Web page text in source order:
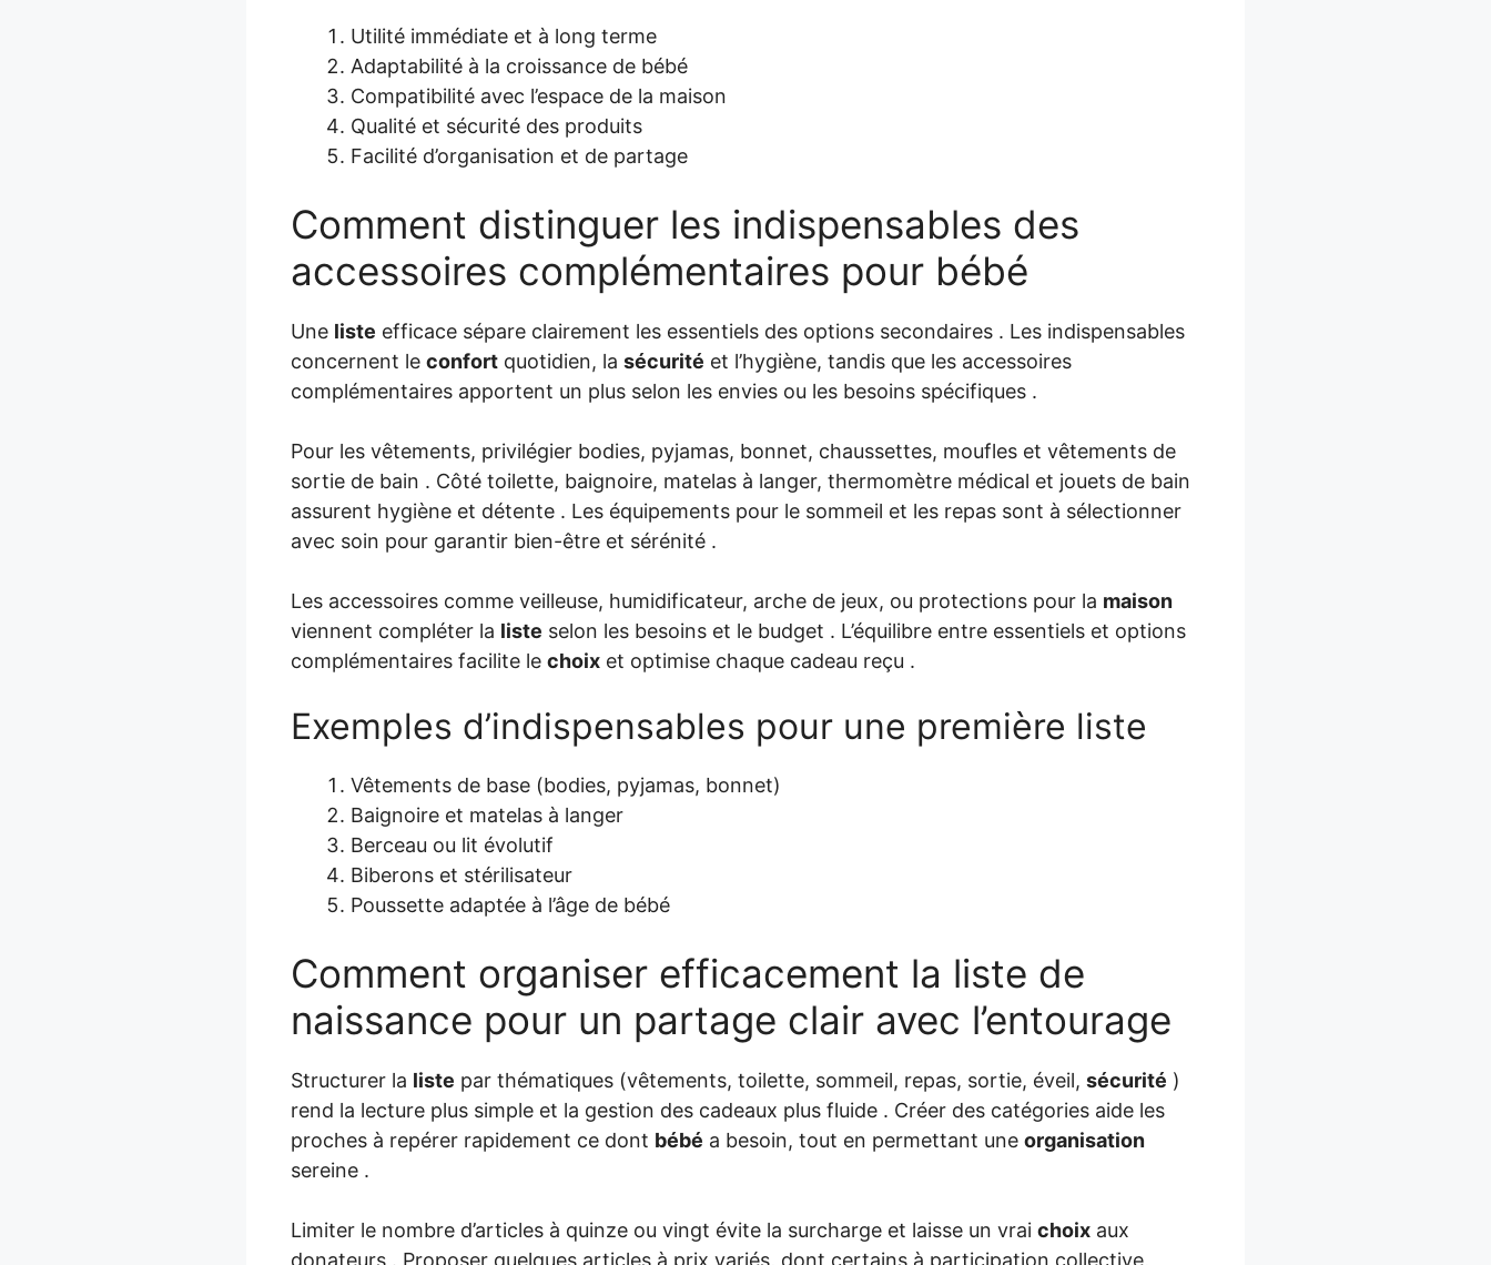
Utilité immédiate et à long terme
Adaptabilité à la croissance de bébé
Compatibilité avec l’espace de la maison
Qualité et sécurité des produits
Facilité d’organisation et de partage
Comment distinguer les indispensables des
accessoires complémentaires pour bébé
Une liste efficace sépare clairement les essentiels des options secondaires . Les indispensables
concernent le confort quotidien, la sécurité et l’hygiène, tandis que les accessoires
complémentaires apportent un plus selon les envies ou les besoins spécifiques .
Pour les vêtements, privilégier bodies, pyjamas, bonnet, chaussettes, moufles et vêtements de
sortie de bain . Côté toilette, baignoire, matelas à langer, thermomètre médical et jouets de bain
assurent hygiène et détente . Les équipements pour le sommeil et les repas sont à sélectionner
avec soin pour garantir bien-être et sérénité .
Les accessoires comme veilleuse, humidificateur, arche de jeux, ou protections pour la maison
viennent compléter la liste selon les besoins et le budget . L’équilibre entre essentiels et options
complémentaires facilite le choix et optimise chaque cadeau reçu .
Exemples d’indispensables pour une première liste
Vêtements de base (bodies, pyjamas, bonnet)
Baignoire et matelas à langer
Berceau ou lit évolutif
Biberons et stérilisateur
Poussette adaptée à l’âge de bébé
Comment organiser efficacement la liste de
naissance pour un partage clair avec l’entourage
Structurer la liste par thématiques (vêtements, toilette, sommeil, repas, sortie, éveil, sécurité )
rend la lecture plus simple et la gestion des cadeaux plus fluide . Créer des catégories aide les
proches à repérer rapidement ce dont bébé a besoin, tout en permettant une organisation
sereine .
Limiter le nombre d’articles à quinze ou vingt évite la surcharge et laisse un vrai choix aux
donateurs . Proposer quelques articles à prix variés, dont certains à participation collective,